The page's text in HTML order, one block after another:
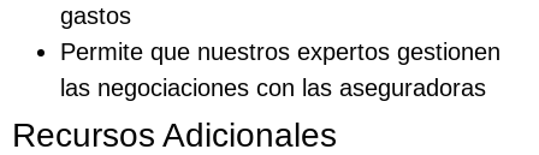
gastos
Permite que nuestros expertos gestionen
las negociaciones con las aseguradoras
Recursos Adicionales